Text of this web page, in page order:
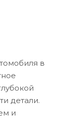
в
детали.
и